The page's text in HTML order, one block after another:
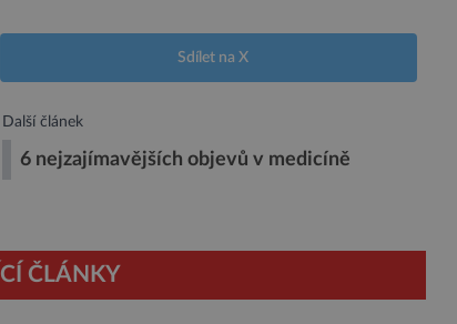
Sdílet na X
Další článek
6 nejzajímavějších objevů v medicíně
ČLÁNKY